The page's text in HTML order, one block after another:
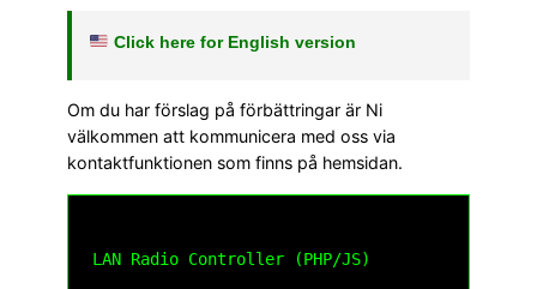
Click here for English version
Om du har förslag på förbättringar är Ni
välkommen att kommunicera med oss via
kontaktfunktionen som finns på hemsidan.
LAN Radio Controller (PHP/JS)